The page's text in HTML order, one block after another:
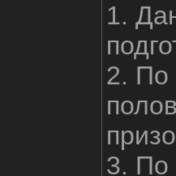
1.
2. По
3. По